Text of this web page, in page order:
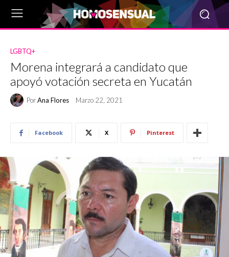
LGBTQ+
Morena integrará a candidato que
apoyó votación secreta en Yucatán
PorAna Flores Marzo 22, 2021
Facebook X Pinterest